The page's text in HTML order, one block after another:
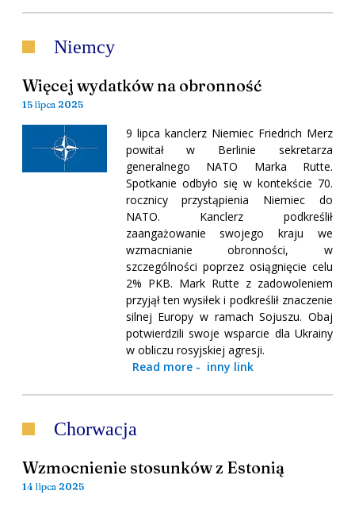
Niemcy
Więcej wydatków na obronność
15 lipca 2025
9 lipca kanclerz Niemiec Friedrich Merz
powitał w Berlinie sekretarza
generalnego NATO Marka Rutte.
Spotkanie odbyło się w kontekście 70.
rocznicy przystąpienia Niemiec do
NATO. Kanclerz podkreślił
zaangażowanie swojego kraju we
wzmacnianie obronności, w
szczególności poprzez osiągnięcie celu
2% PKB. Mark Rutte z zadowoleniem
przyjął ten wysiłek i podkreślił znaczenie
silnej Europy w ramach Sojuszu. Obaj
potwierdzili swoje wsparcie dla Ukrainy
w obliczu rosyjskiej agresji.
Read more- inny link
Chorwacja
Wzmocnienie stosunków z Estonią
14 lipca 2025